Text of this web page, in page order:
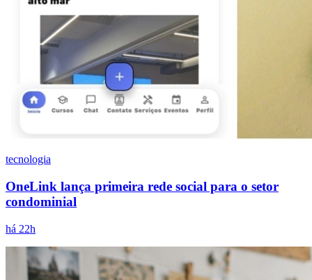
tecnologia
OneLink lança primeira rede social para o setor
condominial
há 22h